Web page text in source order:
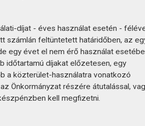
díjat - éves használat esetén -
számlán feltüntetett határidőben, az
egy évet el nem érő használat
időtartamú díjakat előzetesen, egy
a közterület-használatra vonatkozó
Önkormányzat részére átutalással,
kell megfizetni.